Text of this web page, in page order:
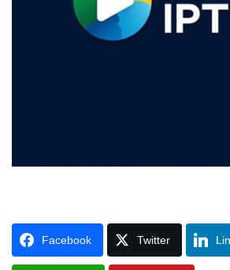
Facebook Twitter